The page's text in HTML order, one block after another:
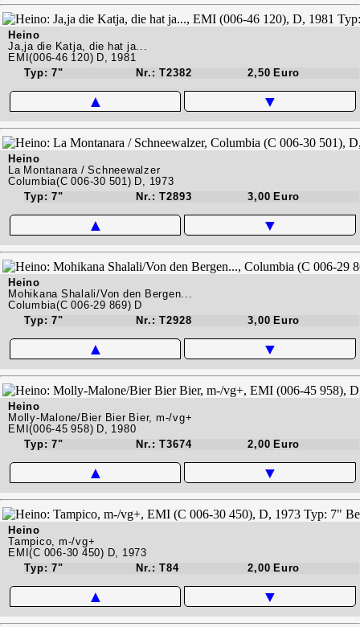
Heino
Ja,ja die Katja, die hat ja...
EMI(006-46 120) D, 1981
Typ: 7"
Nr.: T2382 2,50 Euro
▲ ▼
Heino
La Montanara / Schneewalzer
Columbia(C 006-30 501) D, 1973
Typ: 7"
Nr.: T2893 3,00 Euro
▲ ▼
Heino
Mohikana Shalali/Von den Bergen...
Columbia(C 006-29 869) D
Typ: 7"
Nr.: T2928 3,00 Euro
▲ ▼
Heino
Molly-Malone/Bier Bier Bier, m-/vg+
EMI(006-45 958) D, 1980
Typ: 7"
Nr.: T3674 2,00 Euro
▲ ▼
Heino
Tampico, m-/vg+
EMI(C 006-30 450) D, 1973
Typ: 7"
Nr.: T84 2,00 Euro
▲ ▼